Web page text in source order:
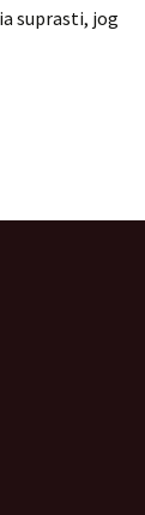
suprasti, jog